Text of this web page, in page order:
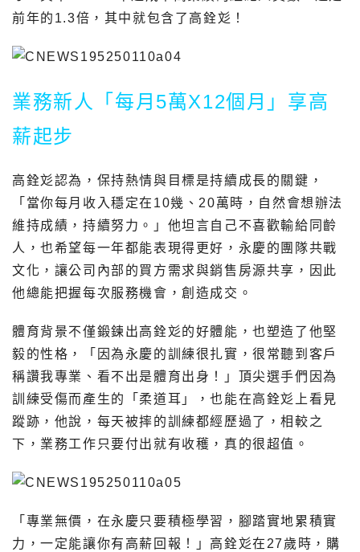
前年的1.3倍，其中就包含了高銓彣！
業務新人「每月5萬X12個月」享高
薪起步
高銓彣認為，保持熱情與目標是持續成長的關鍵，
「當你每月收入穩定在10幾、20萬時，自然會想辦法
維持成績，持續努力。」他坦言自己不喜歡輸給同齡
人，也希望每一年都能表現得更好，永慶的團隊共戰
文化，讓公司內部的買方需求與銷售房源共享，因此
他總能把握每次服務機會，創造成交。
體育背景不僅鍛鍊出高銓彣的好體能，也塑造了他堅
毅的性格，「因為永慶的訓練很扎實，很常聽到客戶
稱讚我專業、看不出是體育出身！」頂尖選手們因為
訓練受傷而產生的「柔道耳」，也能在高銓彣上看見
蹤跡，他說，每天被摔的訓練都經歷過了，相較之
下，業務工作只要付出就有收穫，真的很超值。
「專業無價，在永慶只要積極學習，腳踏實地累積實
力，一定能讓你有高薪回報！」高銓彣在27歲時，購